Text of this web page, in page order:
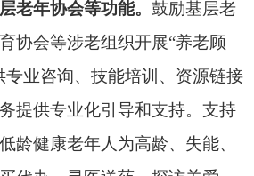
互助意识。
指导。各级民政、老龄工作
服务作为老龄和养老服务
养老 服务纳入全国示范性
任务范围，指导基层老年